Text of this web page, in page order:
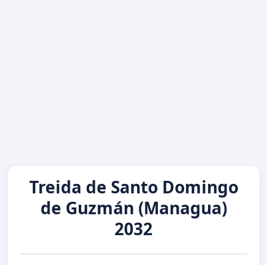
Treida de Santo Domingo
de Guzmán (Managua)
2032